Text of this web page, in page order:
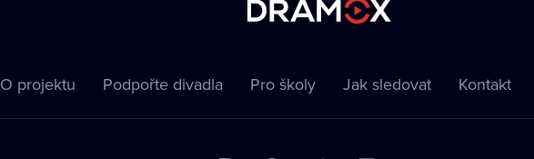
O projektu Podpořte divadla Pro školy Jak sledovat Kontakt